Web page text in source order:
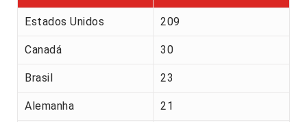
Estados Unidos 209
Canadá 30
Brasil 23
Alemanha 21